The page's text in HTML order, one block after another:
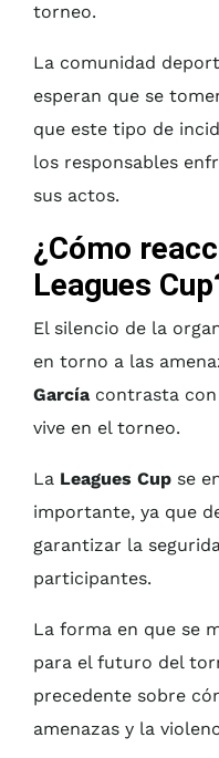
torneo.
La comunidad
esperan que se
que este tipo de
los responsables
sus actos.
¿Cómo
Leagues
El silencio de la
en torno a las
García contrasta
vive en el torneo.
La Leagues Cup se
importante, ya que
garantizar la
participantes.
La forma en que se
para el futuro del
precedente sobre
amenazas y la